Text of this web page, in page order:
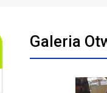
Galeria